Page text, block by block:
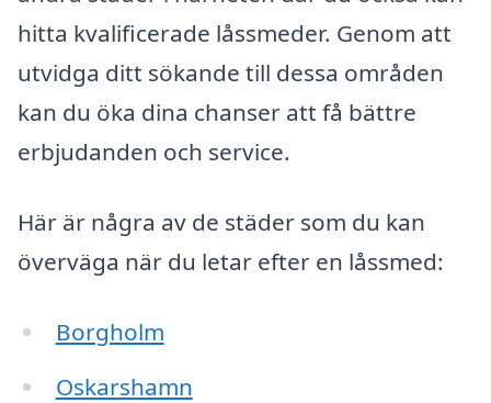
hitta kvalificerade låssmeder. Genom att
utvidga ditt sökande till dessa områden
kan du öka dina chanser att få bättre
erbjudanden och service.
Här är några av de städer som du kan
överväga när du letar efter en låssmed:
Borgholm
Oskarshamn